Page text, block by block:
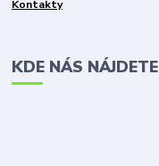
Kontakty
KDE NÁS NÁJDETE